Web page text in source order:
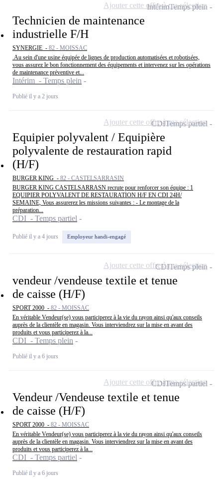
Technicien de maintenance
industrielle F/H
SYNERGIE - 82 - MOISSAC
.Au sein d'une usine équipée de lignes de production automatisées et robotisées,
vous assurez le bon fonctionnement des équipements et intervenez sur les opérations
de maintenance préventive et...
Intérim - Temps plein
Publié il y a 2 jours
IntérimTemps plein
Ajouter cette offre à ma sélection
Equipier polyvalent / Equipière
polyvalente de restauration rapid
(H/F)
BURGER KING - 82 - CASTELSARRASIN
BURGER KING CASTELSARRASN recrute pour renforcer son équipe : 1
EQUIPIER POLYVALENT DE RESTAURATION H/F EN CDI 24H/
SEMAINE, Vous assurerez les missions suivantes : - Le montage de la
préparation...
CDI - Temps partiel
Publié il y a 4 jours Employeur handi-engagé
CDITemps partiel
Ajouter cette offre à ma sélection
vendeur /vendeuse textile et tenue
de caisse (H/F)
SPORT 2000 - 82 - MOISSAC
En véritable Vendeur(se) vous participerez à la vie du rayon ainsi qu'aux conseils
auprès de la clientèle en magasin. Vous interviendrez sur la mise en avant des
produits et vous participerez à la...
CDI - Temps plein
Publié il y a 6 jours
CDITemps plein
Ajouter cette offre à ma sélection
Vendeur /Vendeuse textile et tenue
de caisse (H/F)
SPORT 2000 - 82 - MOISSAC
En véritable Vendeur(se) vous participerez à la vie du rayon ainsi qu'aux conseils
auprès de la clientèle en magasin. Vous interviendrez sur la mise en avant des
produits et vous participerez à la...
CDI - Temps partiel
Publié il y a 6 jours
CDITemps partiel
Ajouter cette offre à ma sélection